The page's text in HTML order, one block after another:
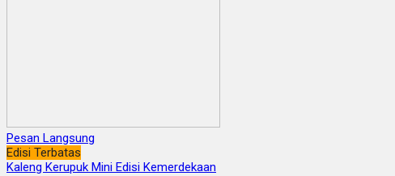
Pesan Langsung
Edisi Terbatas
Kaleng Kerupuk Mini Edisi Kemerdekaan